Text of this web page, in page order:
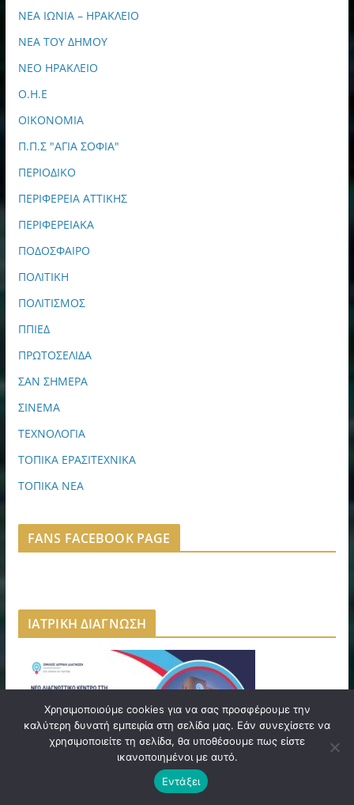
ΝΕΑ ΙΩΝΙΑ – ΗΡΑΚΛΕΙΟ
ΝΕΑ ΤΟΥ ΔΗΜΟΥ
ΝΕΟ ΗΡΑΚΛΕΙΟ
Ο.Η.Ε
ΟΙΚΟΝΟΜΙΑ
Π.Π.Σ "ΑΓΙΑ ΣΟΦΙΑ"
ΠΕΡΙΟΔΙΚΟ
ΠΕΡΙΦΕΡΕΙΑ ΑΤΤΙΚΗΣ
ΠΕΡΙΦΕΡΕΙΑΚΑ
ΠΟΔΟΣΦΑΙΡΟ
ΠΟΛΙΤΙΚΗ
ΠΟΛΙΤΙΣΜΟΣ
ΠΠΙΕΔ
ΠΡΩΤΟΣΕΛΙΔΑ
ΣΑΝ ΣΗΜΕΡΑ
ΣΙΝΕΜΑ
ΤΕΧΝΟΛΟΓΙΑ
ΤΟΠΙΚΑ ΕΡΑΣΙΤΕΧΝΙΚΑ
ΤΟΠΙΚΑ ΝΕΑ
FANS FACEBOOK PAGE
ΙΑΤΡΙΚΗ ΔΙΑΓΝΩΣΗ
Χρησιμοποιούμε cookies για να σας προσφέρουμε την
καλύτερη δυνατή εμπειρία στη σελίδα μας. Εάν συνεχίσετε να
χρησιμοποιείτε τη σελίδα, θα υποθέσουμε πως είστε
ικανοποιημένοι με αυτό.
Εντάξει